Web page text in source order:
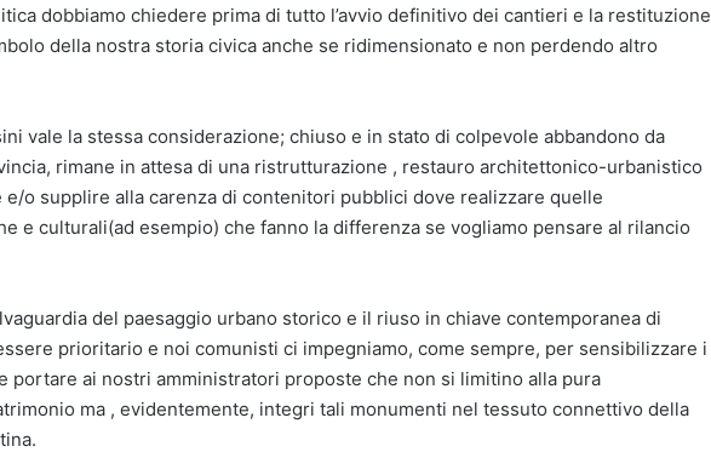
dobbiamo chiedere prima di tutto l’avvio definitivo dei cantieri e la restituzione
della nostra storia civica anche se ridimensionato e non perdendo altro
vale la stessa considerazione; chiuso e in stato di colpevole abbandono da
rimane in attesa di una ristrutturazione , restauro architettonico-urbanistico
o supplire alla carenza di contenitori pubblici dove realizzare quelle
e culturali(ad esempio) che fanno la differenza se vogliamo pensare al rilancio
del paesaggio urbano storico e il riuso in chiave contemporanea di
prioritario e noi comunisti ci impegniamo, come sempre, per sensibilizzare i
portare ai nostri amministratori proposte che non si limitino alla pura
ma , evidentemente, integri tali monumenti nel tessuto connettivo della